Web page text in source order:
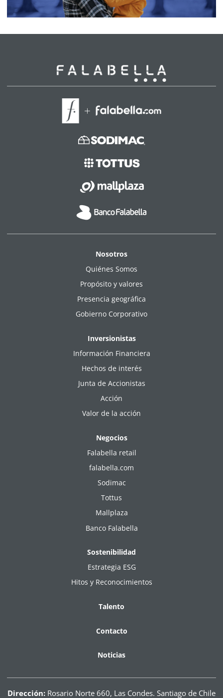
Nosotros
Quiénes Somos
Propósito y valores
Presencia geográfica
Gobierno Corporativo
Inversionistas
Información Financiera
Hechos de interés
Junta de Accionistas
Acción
Valor de la acción
Negocios
Falabella retail
falabella.com
Sodimac
Tottus
Mallplaza
Banco Falabella
Sostenibilidad
Estrategia ESG
Hitos y Reconocimientos
Talento
Contacto
Noticias
Dirección: Rosario Norte 660, Las Condes. Santiago de Chile